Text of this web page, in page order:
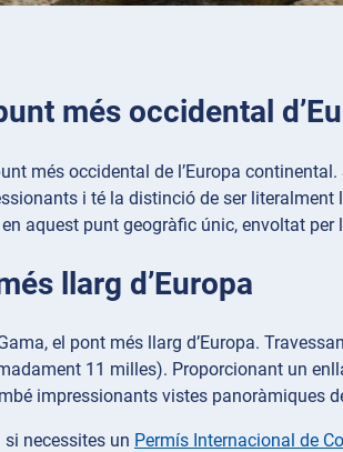
més occidental
més occidental de l’Europa
i té la distinció de ser literalment
aquest punt geogràfic únic, envoltat
llarg d’Europa
el pont més llarg d’Europa.
11 milles). Proporcionant un
impressionants vistes panoràmiques
necessites un Permís Internacional de